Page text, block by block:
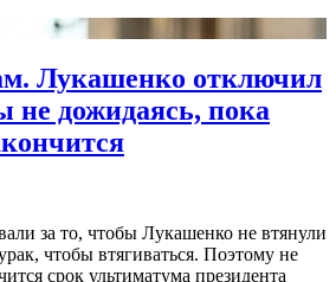
Лукашенко отключил
не дожидаясь, пока
за то, чтобы Лукашенко не втянули
чтобы втягиваться. Поэтому не
срок ультиматума президента